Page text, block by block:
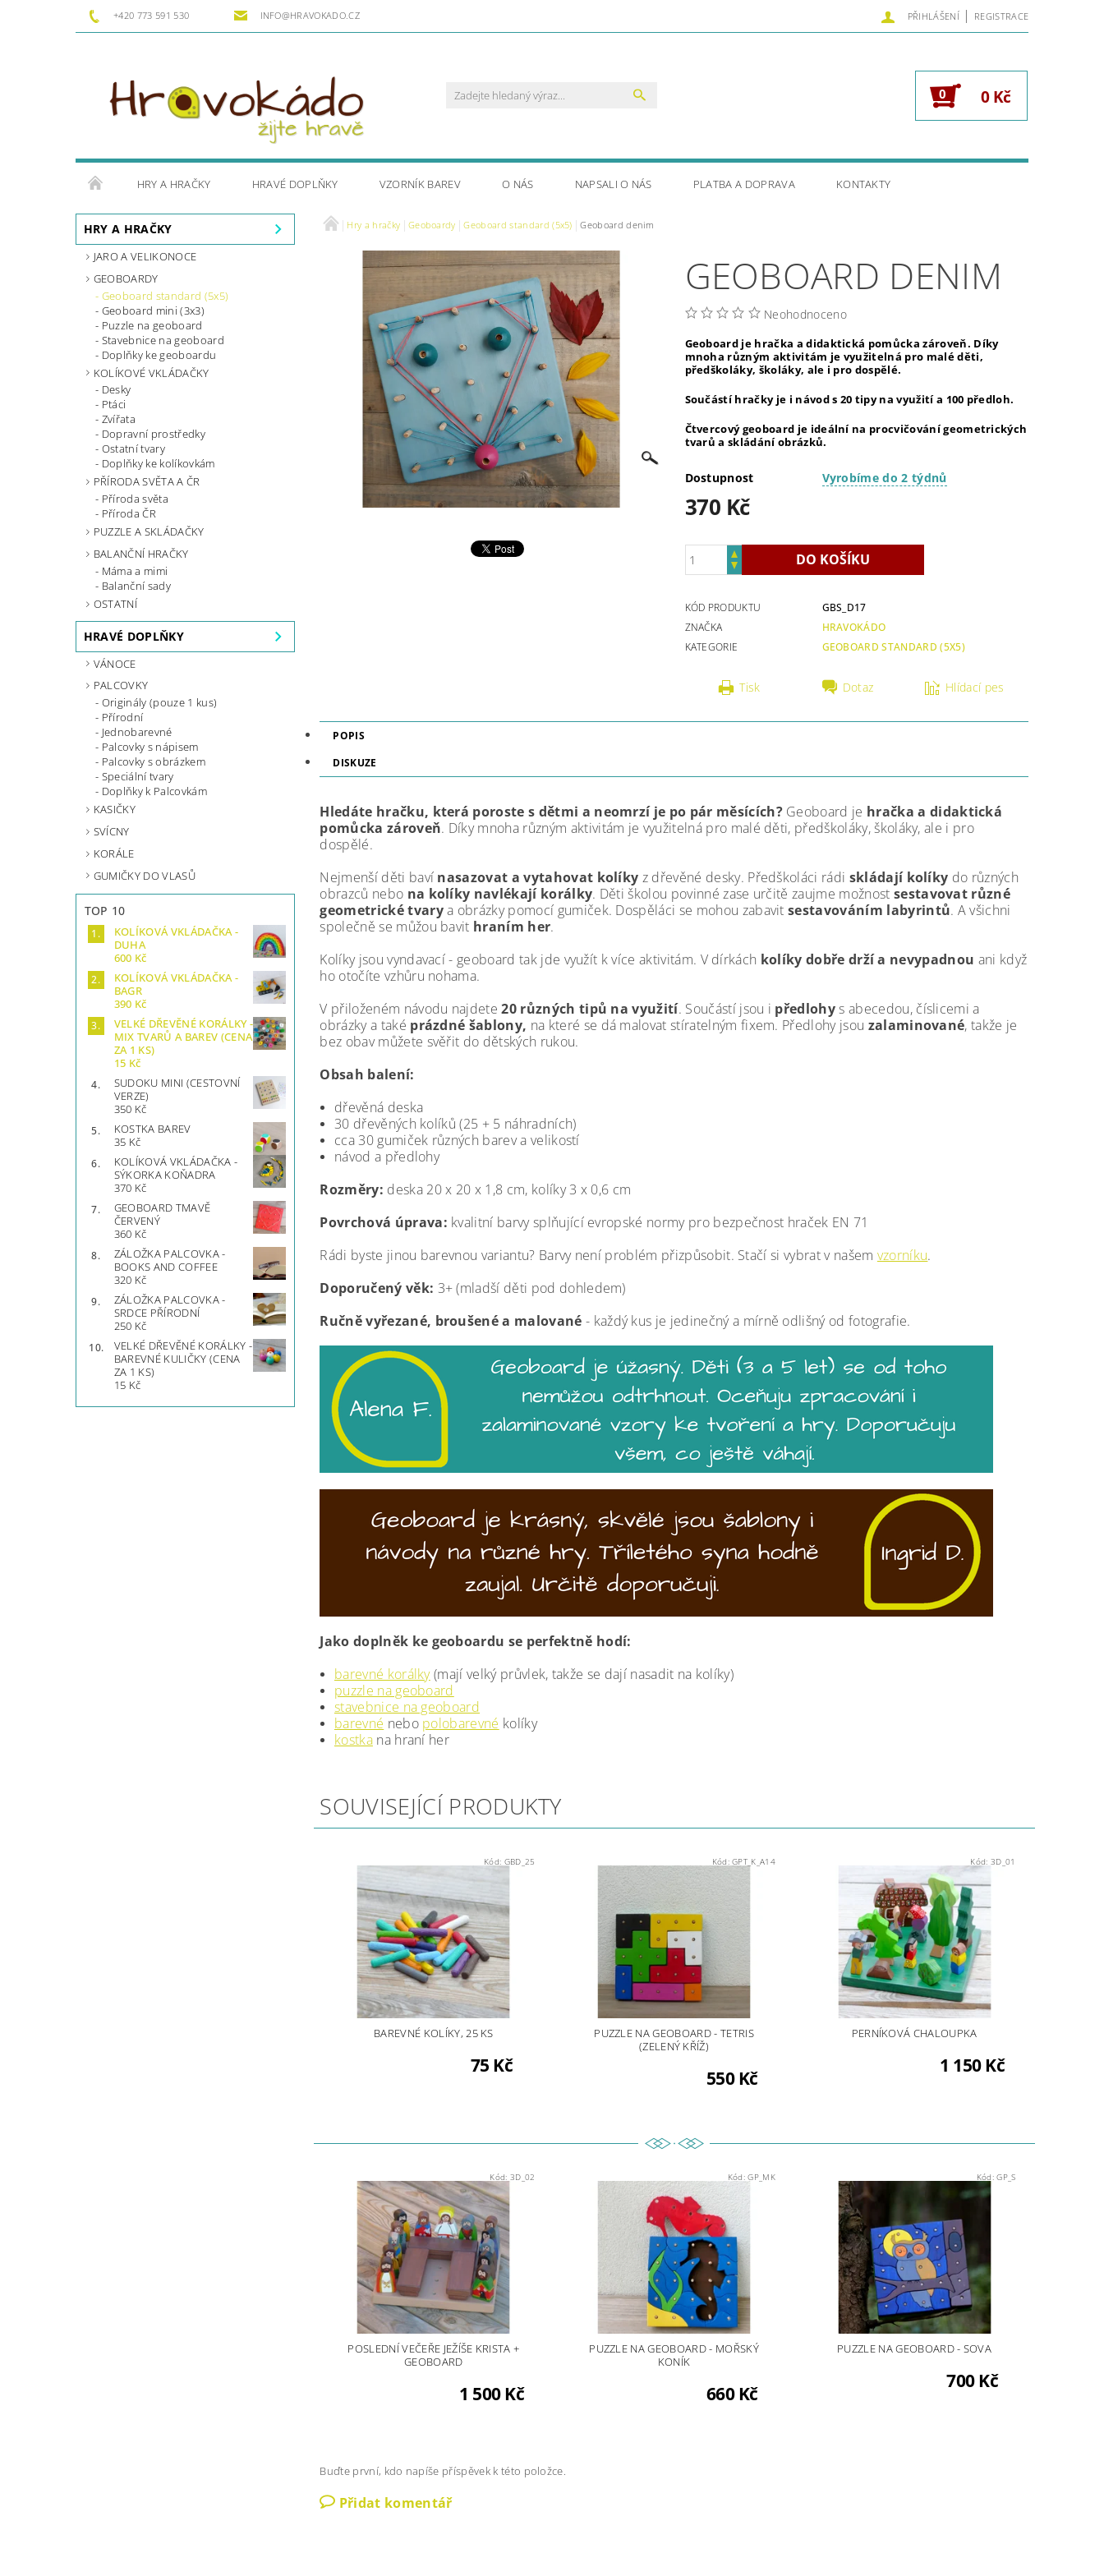
+420 773 591 530 INFO@HRAVOKADO.CZ PŘIHLÁŠENÍ | REGISTRACE
0 0 Kč
HRY A HRAČKY HRAVÉ DOPLŇKY VZORNÍK BAREV O NÁS NAPSALI O NÁS PLATBA A DOPRAVA KONTAKTY
HRY A HRAČKY
JARO A VELIKONOCE
GEOBOARDY
Geoboard standard (5x5)
Geoboard mini (3x3)
Puzzle na geoboard
Stavebnice na geoboard
Doplňky ke geoboardu
KOLÍKOVÉ VKLÁDAČKY
Desky
Ptáci
Zvířata
Dopravní prostředky
Ostatní tvary
Doplňky ke kolíkovkám
PŘÍRODA SVĚTA A ČR
Příroda světa
Příroda ČR
PUZZLE A SKLÁDAČKY
BALANČNÍ HRAČKY
Máma a mimi
Balanční sady
OSTATNÍ
HRAVÉ DOPLŇKY
VÁNOCE
PALCOVKY
Originály (pouze 1 kus)
Přírodní
Jednobarevné
Palcovky s nápisem
Palcovky s obrázkem
Speciální tvary
Doplňky k Palcovkám
KASIČKY
SVÍCNY
KORÁLE
GUMIČKY DO VLASŮ
TOP 10
KOLÍKOVÁ VKLÁDAČKA -
DUHA
600 Kč
KOLÍKOVÁ VKLÁDAČKA -
BAGR
390 Kč
VELKÉ DŘEVĚNÉ KORÁLKY -
MIX TVARŮ A BAREV (CENA
ZA 1 KS)
15 Kč
SUDOKU MINI (CESTOVNÍ
VERZE)
350 Kč
KOSTKA BAREV
35 Kč
KOLÍKOVÁ VKLÁDAČKA -
SÝKORKA KOŇADRA
370 Kč
GEOBOARD TMAVĚ
ČERVENÝ
360 Kč
ZÁLOŽKA PALCOVKA -
BOOKS AND COFFEE
320 Kč
ZÁLOŽKA PALCOVKA -
SRDCE PŘÍRODNÍ
250 Kč
VELKÉ DŘEVĚNÉ KORÁLKY -
BAREVNÉ KULIČKY (CENA
ZA 1 KS)
15 Kč
Hry a hračky Geoboardy Geoboard standard (5x5) Geoboard denim
GEOBOARD DENIM
Neohodnoceno
Geoboard je hračka a didaktická pomůcka zároveň. Díky
mnoha různým aktivitám je využitelná pro malé děti,
předškoláky, školáky, ale i pro dospělé.
Součástí hračky je i návod s 20 tipy na využití a 100 předloh.
Čtvercový geoboard je ideální na procvičování geometrických
tvarů a skládání obrázků.
Dostupnost Vyrobíme do 2 týdnů
370 Kč
KÓD PRODUKTU
GBS_D17
ZNAČKA
HRAVOKÁDO
KATEGORIE
GEOBOARD STANDARD (5X5)
Tisk Dotaz Hlídací pes
POPIS
DISKUZE
Hledáte hračku, která poroste s dětmi a neomrzí je po pár měsících?Geoboard je hračka a didaktická
pomůcka zároveň. Díky mnoha různým aktivitám je využitelná pro malé děti, předškoláky, školáky, ale i pro
dospělé.
Nejmenší děti baví nasazovat a vytahovat kolíky z dřevěné desky. Předškoláci rádi skládají kolíky do různých
obrazců nebo na kolíky navlékají korálky. Děti školou povinné zase určitě zaujme možnost sestavovat různé
geometrické tvarya obrázky pomocí gumiček. Dospěláci se mohou zabavitsestavováním labyrintů. A všichni
společně se můžou bavit hraním her.
Kolíky jsou vyndavací - geoboard tak jde využít k více aktivitám. V dírkách kolíky dobře drží a nevypadnou ani když
ho otočíte vzhůru nohama.
V přiloženém návodu najdete20 různých tipů na využití. Součástí jsou i předlohys abecedou, číslicemi a
obrázky a také prázdné šablony, na které se dá malovat stíratelným fixem. Předlohy jsou zalaminované, takže je
bez obav můžete svěřit do dětských rukou.
Obsah balení:
dřevěná deska
30 dřevěných kolíků (25 + 5 náhradních)
cca 30 gumiček různých barev a velikostí
návod a předlohy
Rozměry: deska 20 x 20 x 1,8 cm, kolíky 3 x 0,6 cm
Povrchová úprava: kvalitní barvy splňující evropské normy pro bezpečnost hraček EN 71
Rádi byste jinou barevnou variantu? Barvy není problém přizpůsobit. Stačí si vybrat v našem vzorníku.
Doporučený věk: 3+ (mladší děti pod dohledem)
Ručně vyřezané, broušené a malované - každý kus je jedinečný a mírně odlišný od fotografie.
Jako doplněk ke geoboardu se perfektně hodí:
barevné korálky(mají velký průvlek, takže se dají nasadit na kolíky)
puzzle na geoboard
stavebnice na geoboard
barevné nebo polobarevné kolíky
kostkana hraní her
SOUVISEJÍCÍ PRODUKTY
Kód: GBD_25
BAREVNÉ KOLÍKY, 25 KS
75 Kč
Kód:GPT_K_A14
PUZZLE NA GEOBOARD - TETRIS
(ZELENÝ KŘÍŽ)
550 Kč
Kód:3D_01
PERNÍKOVÁ CHALOUPKA
1 150 Kč
Kód: 3D_02
POSLEDNÍ VEČEŘE JEŽÍŠE KRISTA +
GEOBOARD
1 500 Kč
Kód:GP_MK
PUZZLE NA GEOBOARD - MOŘSKÝ
KONÍK
660 Kč
Kód:GP_S
PUZZLE NA GEOBOARD - SOVA
700 Kč
Buďte první, kdo napíše příspěvek k této položce.
Přidat komentář